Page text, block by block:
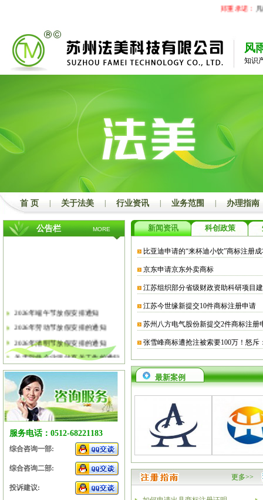
郑重承诺： 凡
风
知识
首 页 关于法美 行业资讯 业务范围 办理指南
公告栏 MORE
2026年端午节放假安排通知
2026年劳动节放假安排的通知
2026年清明节放假安排的通知
关于软件企业评估有关工作的通知
2026年春节放假安排的通知
2026年元旦放假安排的通知
2025年国庆节、中秋节放假安排
2025年端午节放假安排的通知
2025年劳动节放假安排的通知
2025年清明节放假安排的通知
服务电话：0512-68221183
综合咨询一部:
综合咨询二部:
投诉建议:
新闻资讯 科创政策
比亚迪申请的“来杯迪小饮”商标注册
京东申请京东外卖商标
江苏组织部分省级财政资助科研项目
江苏今世缘新提交10件商标注册申请
苏州八方电气股份新提交2件商标注册
张雪峰商标遭抢注被索要100万！怒斥
最新案例
更多>>